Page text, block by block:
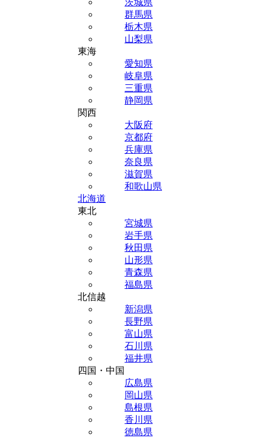
茨城県
群馬県
栃木県
山梨県
東海
愛知県
岐阜県
三重県
静岡県
関西
大阪府
京都府
兵庫県
奈良県
滋賀県
和歌山県
北海道
東北
宮城県
岩手県
秋田県
山形県
青森県
福島県
北信越
新潟県
長野県
富山県
石川県
福井県
四国・中国
広島県
岡山県
島根県
香川県
徳島県